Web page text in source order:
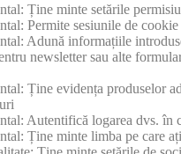
Ține minte setările
Permite sesiunile de cookie
Adună informațiile
newsletter sau alte
Ține evidența produselor
Autentifică logarea dvs. în
Ține minte limba pe care